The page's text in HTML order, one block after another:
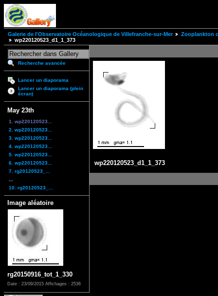
Galerie de l'Observatoire Océanologique de Villefranche-sur-Mer
Zooplankton
wp220120523_d1_1_373
Recherche avancée
Lancer un diaporama
Lancer un diaporama (plein
écran)
May 23th
1. wp220120523...
2. wp220120523...
3. wp220120523...
4. wp220120523...
5. wp220120523...
6. wp220120523...
7. rg20120523_...
10. rg20120523_...
Image aléatoire
rg20150916_tot_1_330
Date : 23/09/2015 Affichages : 2536
wp220120523_d1_1_373